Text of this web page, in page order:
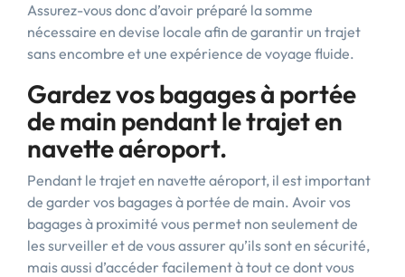
Assurez-vous donc d’avoir préparé la somme
nécessaire en devise locale afin de garantir un trajet
sans encombre et une expérience de voyage fluide.
Gardez vos bagages à portée
de main pendant le trajet en
navette aéroport.
Pendant le trajet en navette aéroport, il est important
de garder vos bagages à portée de main. Avoir vos
bagages à proximité vous permet non seulement de
les surveiller et de vous assurer qu’ils sont en sécurité,
mais aussi d’accéder facilement à tout ce dont vous